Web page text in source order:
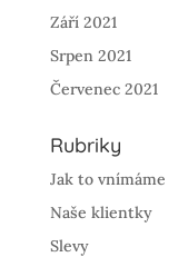
Září 2021
Srpen 2021
Červenec 2021
Rubriky
Jak to vnímáme
Naše klientky
Slevy